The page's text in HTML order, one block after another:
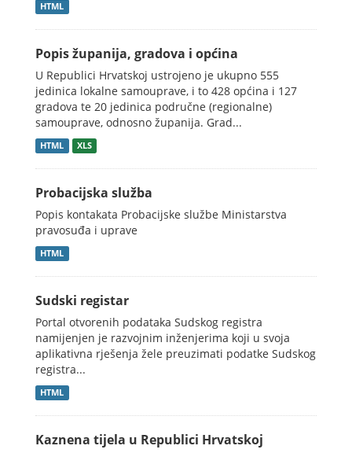
HTML
Popis županija, gradova i općina
U Republici Hrvatskoj ustrojeno je ukupno 555
jedinica lokalne samouprave, i to 428 općina i 127
gradova te 20 jedinica područne (regionalne)
samouprave, odnosno županija. Grad...
HTML XLS
Probacijska služba
Popis kontakata Probacijske službe Ministarstva
pravosuđa i uprave
HTML
Sudski registar
Portal otvorenih podataka Sudskog registra
namijenjen je razvojnim inženjerima koji u svoja
aplikativna rješenja žele preuzimati podatke Sudskog
registra...
HTML
Kaznena tijela u Republici Hrvatskoj